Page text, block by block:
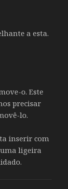
a esta.
o. Este
precisar
lo.
inserir com
ligeira